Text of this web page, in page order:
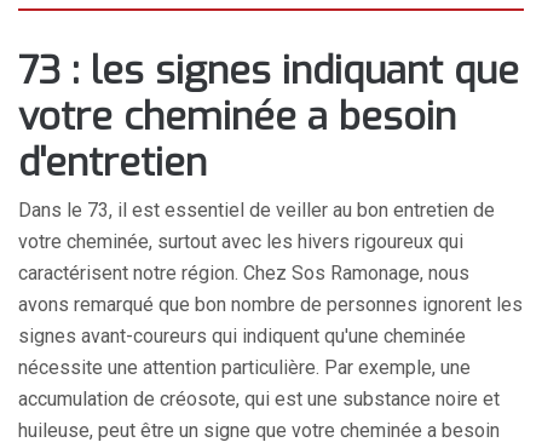
73 : les signes indiquant que
votre cheminée a besoin
d'entretien
Dans le 73, il est essentiel de veiller au bon entretien de
votre cheminée, surtout avec les hivers rigoureux qui
caractérisent notre région. Chez Sos Ramonage, nous
avons remarqué que bon nombre de personnes ignorent les
signes avant-coureurs qui indiquent qu'une cheminée
nécessite une attention particulière. Par exemple, une
accumulation de créosote, qui est une substance noire et
huileuse, peut être un signe que votre cheminée a besoin